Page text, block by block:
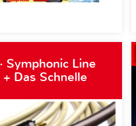
Symphonic Line
Das Schnelle